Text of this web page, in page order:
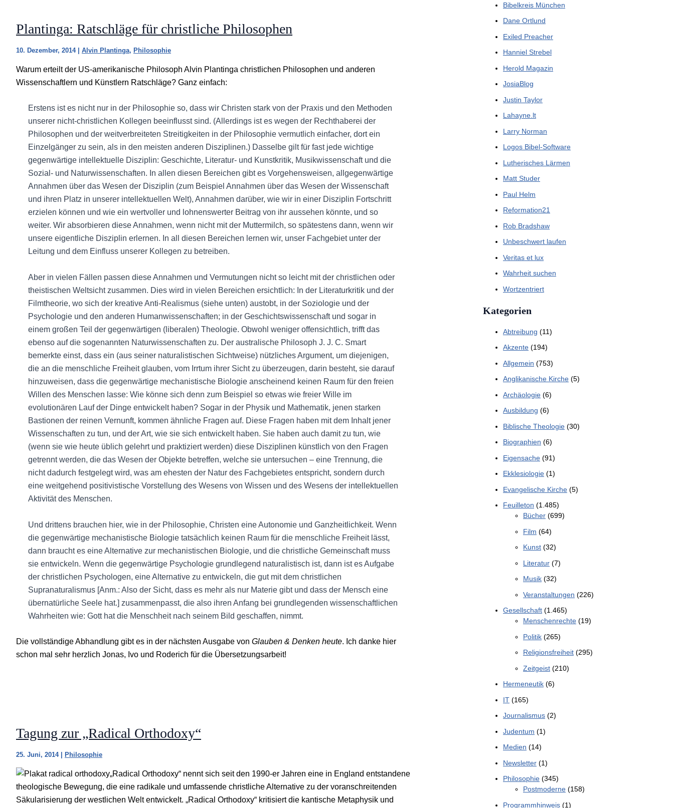
Plantinga: Ratschläge für christliche Philosophen
10. Dezember, 2014 | Alvin Plantinga, Philosophie
Warum erteilt der US-amerikanische Philosoph Alvin Plantinga christlichen Philosophen und anderen
Wissenschaftlern und Künstlern Ratschläge? Ganz einfach:
Erstens ist es nicht nur in der Philosophie so, dass wir Christen stark von der Praxis und den Methoden
unserer nicht-christlichen Kollegen beeinflusst sind. (Allerdings ist es wegen der Rechthaberei der
Philosophen und der weitverbreiteten Streitigkeiten in der Philosophie vermutlich einfacher, dort ein
Einzelgänger zu sein, als in den meisten anderen Disziplinen.) Dasselbe gilt für fast jede wichtige
gegenwärtige intellektuelle Disziplin: Geschichte, Literatur- und Kunstkritik, Musikwissenschaft und die
Sozial- und Naturwissenschaften. In allen diesen Bereichen gibt es Vorgehensweisen, allgegenwärtige
Annahmen über das Wesen der Disziplin (zum Beispiel Annahmen über das Wesen der Wissenschaft
und ihren Platz in unserer intellektuellen Welt), Annahmen darüber, wie wir in einer Disziplin Fortschritt
erzielen können und wie ein wertvoller und lohnenswerter Beitrag von ihr aussehen könnte, und so
weiter. Wir absorbieren diese Annahmen, wenn nicht mit der Muttermilch, so spätestens dann, wenn wir
unsere eigentliche Disziplin erlernen. In all diesen Bereichen lernen wir, unser Fachgebiet unter der
Leitung und dem Einfluss unserer Kollegen zu betreiben.
Aber in vielen Fällen passen diese Annahmen und Vermutungen nicht so leicht mit der christlichen oder
theistischen Weltsicht zusammen. Dies wird in vielen Bereichen ersichtlich: In der Literaturkritik und der
Filmtheorie, wo sich der kreative Anti-Realismus (siehe unten) austobt, in der Soziologie und der
Psychologie und den anderen Humanwissenschaften; in der Geschichtswissenschaft und sogar in
einem großen Teil der gegenwärtigen (liberalen) Theologie. Obwohl weniger offensichtlich, trifft das
ebenso auf die sogenannten Naturwissenschaften zu. Der australische Philosoph J. J. C. Smart
bemerkte einst, dass ein (aus seiner naturalistischen Sichtweise) nützliches Argument, um diejenigen,
die an die menschliche Freiheit glauben, vom Irrtum ihrer Sicht zu überzeugen, darin besteht, sie darauf
hinzuweisen, dass die gegenwärtige mechanistische Biologie anscheinend keinen Raum für den freien
Willen des Menschen lasse: Wie könne sich denn zum Beispiel so etwas wie freier Wille im
evolutionären Lauf der Dinge entwickelt haben? Sogar in der Physik und Mathematik, jenen starken
Bastionen der reinen Vernunft, kommen ähnliche Fragen auf. Diese Fragen haben mit dem Inhalt jener
Wissenschaften zu tun, und der Art, wie sie sich entwickelt haben. Sie haben auch damit zu tun, wie
(wenn sie wie heute üblich gelehrt und praktiziert werden) diese Disziplinen künstlich von den Fragen
getrennt werden, die das Wesen der Objekte betreffen, welche sie untersuchen – eine Trennung, die
nicht dadurch festgelegt wird, was am ehesten der Natur des Fachgebietes entspricht, sondern durch
eine weitgehend positivistische Vorstellung des Wesens von Wissen und des Wesens der intellektuellen
Aktivität des Menschen.
Und drittens brauchen hier, wie in der Philosophie, Christen eine Autonomie und Ganzheitlichkeit. Wenn
die gegenwärtige mechanistische Biologie tatsächlich keinen Raum für die menschliche Freiheit lässt,
dann braucht es eine Alternative zur mechanistischen Biologie, und die christliche Gemeinschaft muss
sie entwickeln. Wenn die gegenwärtige Psychologie grundlegend naturalistisch ist, dann ist es Aufgabe
der christlichen Psychologen, eine Alternative zu entwickeln, die gut mit dem christlichen
Supranaturalismus [Anm.: Also der Sicht, dass es mehr als nur Materie gibt und dass der Mensch eine
übernatürliche Seele hat.] zusammenpasst, die also ihren Anfang bei grundlegenden wissenschaftlichen
Wahrheiten wie: Gott hat die Menschheit nach seinem Bild geschaffen, nimmt.
Die vollständige Abhandlung gibt es in der nächsten Ausgabe von Glauben & Denken heute. Ich danke hier
schon mal sehr herzlich Jonas, Ivo und Roderich für die Übersetzungsarbeit!
Tagung zur „Radical Orthodoxy“
25. Juni, 2014 | Philosophie
„Radical Orthodoxy“ nennt sich seit den 1990-er Jahren eine in England entstandene
theologische Bewegung, die eine radikale und umfassende christliche Alternative zu der voranschreitenden
Säkularisierung der westlichen Welt entwickelt. „Radical Orthodoxy“ kritisiert die kantische Metaphysik und
Bibelkreis München
Dane Ortlund
Exiled Preacher
Hanniel Strebel
Herold Magazin
JosiaBlog
Justin Taylor
Lahayne.lt
Larry Norman
Logos Bibel-Software
Lutherisches Lärmen
Matt Studer
Paul Helm
Reformation21
Rob Bradshaw
Unbeschwert laufen
Veritas et lux
Wahrheit suchen
Wortzentriert
Kategorien
Abtreibung (11)
Akzente (194)
Allgemein (753)
Anglikanische Kirche (5)
Archäologie (6)
Ausbildung (6)
Biblische Theologie (30)
Biographien (6)
Eigensache (91)
Ekklesiologie (1)
Evangelische Kirche (5)
Feuilleton (1.485)
Bücher (699)
Film (64)
Kunst (32)
Literatur (7)
Musik (32)
Veranstaltungen (226)
Gesellschaft (1.465)
Menschenrechte (19)
Politik (265)
Religionsfreiheit (295)
Zeitgeist (210)
Hermeneutik (6)
IT (165)
Journalismus (2)
Judentum (1)
Medien (14)
Newsletter (1)
Philosophie (345)
Postmoderne (158)
Programmhinweis (1)